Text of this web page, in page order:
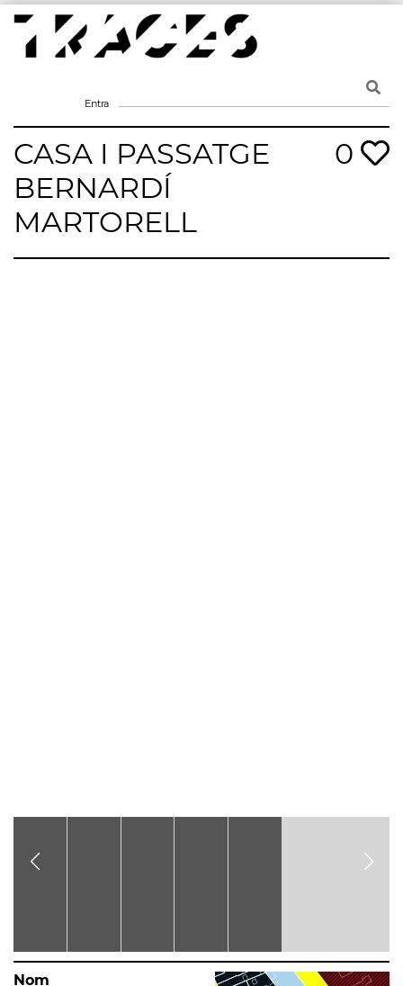
Skip
content
Entra
CASA I PASSATGE
BERNARDÍ
MARTORELL
0
Nom